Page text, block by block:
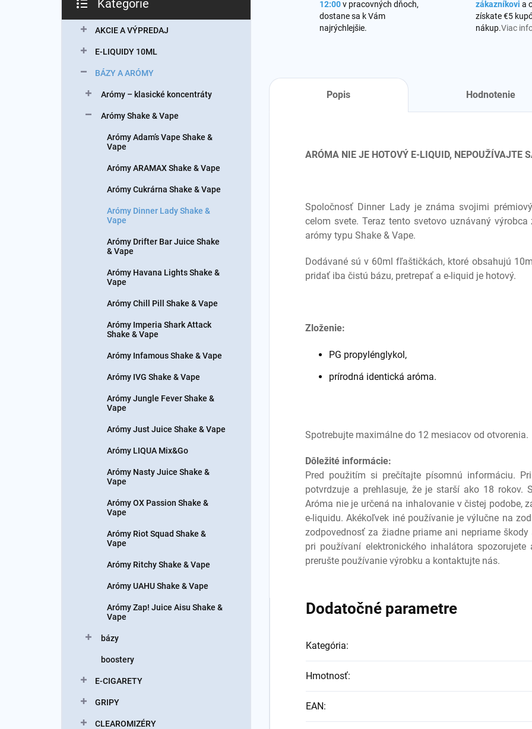
kategórie
Kategórie
AKCIE A VÝPREDAJ
E-LIQUIDY 10ML
BÁZY A ARÓMY
Arómy – klasické koncentráty
Arómy Shake & Vape
Arómy Adam’s Vape Shake &
Vape
Arómy ARAMAX Shake & Vape
Arómy Cukrárna Shake & Vape
Arómy Dinner Lady Shake &
Vape
Arómy Drifter Bar Juice Shake
& Vape
Arómy Havana Lights Shake &
Vape
Arómy Chill Pill Shake & Vape
Arómy Imperia Shark Attack
Shake & Vape
Arómy Infamous Shake & Vape
Arómy IVG Shake & Vape
Arómy Jungle Fever Shake &
Vape
Arómy Just Juice Shake & Vape
Arómy LIQUA Mix&Go
Arómy Nasty Juice Shake &
Vape
Arómy OX Passion Shake &
Vape
Arómy Riot Squad Shake &
Vape
Arómy Ritchy Shake & Vape
Arómy UAHU Shake & Vape
Arómy Zap! Juice Aisu Shake &
Vape
bázy
boostery
E-CIGARETY
GRIPY
CLEAROMIZÉRY
12:00v pracovných dňoch,
dostane sa k Vám
najrýchlejšie.
zákazníkovi a
získate €5
nákup.Viac
Popis Hodnotenie
ARÓMA NIE JE HOTOVÝ E-LIQUID, NEPOUŽÍVAJTE
Spoločnosť Dinner Lady je známa svojimi
celom svete. Teraz tento svetovo uznávaný
arómy typu Shake & Vape.
Dodávané sú v 60ml fľaštičkách, ktoré obsahujú
pridať iba čistú bázu, pretrepať a e-liquid je hotový.
Zloženie:
PG propylénglykol,
prírodná identická aróma.
Spotrebujte maximálne do 12 mesiacov od otvorenia.
Dôležité informácie:
Pred použitím si prečítajte písomnú informáciu.
potvrdzuje a prehlasuje, že je starší ako 18 rokov.
Aróma nie je určená na inhalovanie v čistej podobe,
e-liquidu. Akékoľvek iné používanie je výlučne na
zodpovednosť za žiadne priame ani nepriame
pri používaní elektronického inhalátora
prerušte používanie výrobku a kontaktujte nás.
Dodatočné parametre
Kategória:
Hmotnosť:
EAN: